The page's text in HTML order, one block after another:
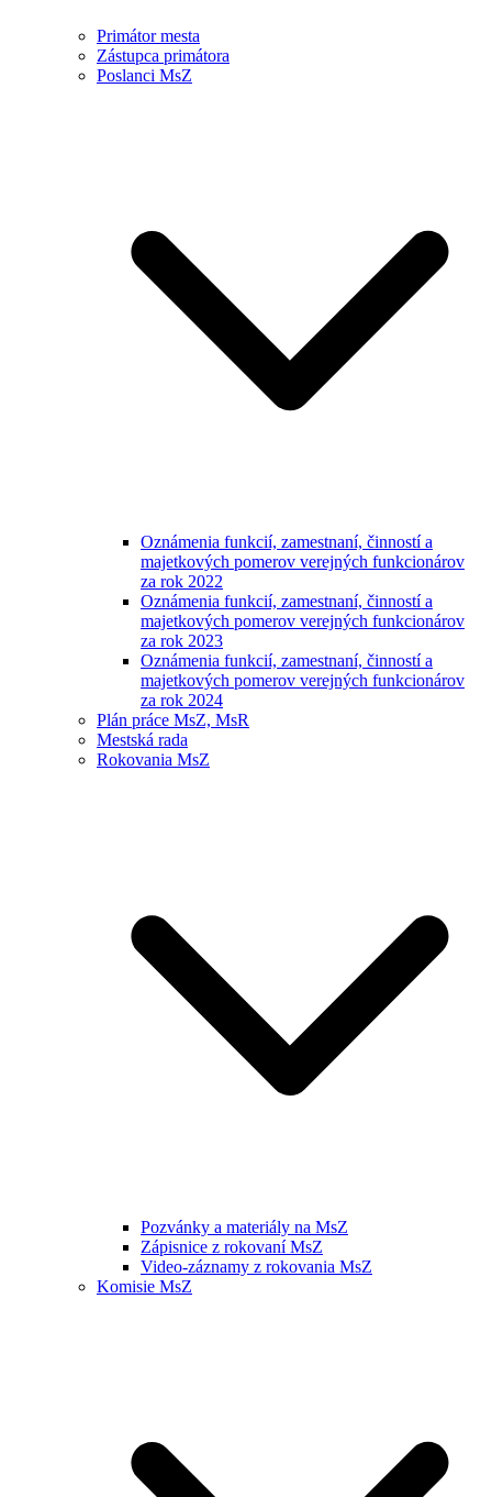
Primátor mesta
Zástupca primátora
Poslanci MsZ
Oznámenia funkcií, zamestnaní, činností a
majetkových pomerov verejných funkcionárov
za rok 2022
Oznámenia funkcií, zamestnaní, činností a
majetkových pomerov verejných funkcionárov
za rok 2023
Oznámenia funkcií, zamestnaní, činností a
majetkových pomerov verejných funkcionárov
za rok 2024
Plán práce MsZ, MsR
Mestská rada
Rokovania MsZ
Pozvánky a materiály na MsZ
Zápisnice z rokovaní MsZ
Video-záznamy z rokovania MsZ
Komisie MsZ